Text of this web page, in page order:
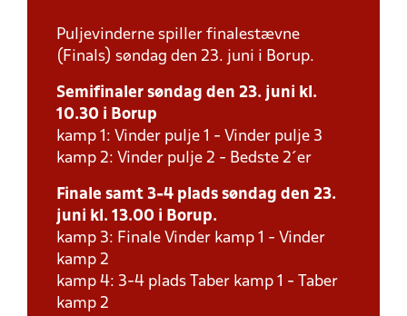
Puljevinderne spiller finalestævne
(Finals) søndag den 23. juni i Borup.
Semifinaler søndag den 23. juni kl.
10.30 i Borup
kamp 1: Vinder pulje 1 - Vinder pulje 3
kamp 2: Vinder pulje 2 - Bedste 2´er
Finale samt 3-4 plads søndag den 23.
juni kl. 13.00 i Borup.
kamp 3: Finale Vinder kamp 1 - Vinder
kamp 2
kamp 4: 3-4 plads Taber kamp 1 - Taber
kamp 2